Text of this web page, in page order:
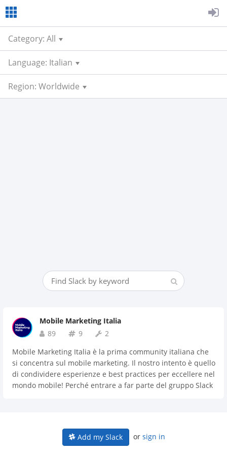
Category: All
Language: Italian
Region: Worldwide
Mobile Marketing Italia
89
9
2
Mobile Marketing Italia è la prima community italiana che
si concentra sul mobile marketing. Il nostro intento è quello
di condividere esperienze e best practices per eccellere nel
mondo mobile! Perché entrare a far parte del gruppo Slack
trovare i migliori candidati > Divertiti e impara qualcosa di
nuovo allo stesso tempo > Rimani aggiornato per primo su
Add my Slack or sign in